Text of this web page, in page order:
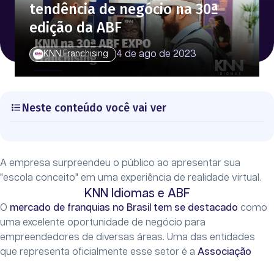
tendência de negócio na 30ª
edição da ABF
KNN Franchising 4 de ago de 2023
Neste conteúdo você vai ver
A empresa surpreendeu o público ao apresentar sua
"escola conceito" em uma experiência de realidade virtual.
KNN Idiomas e ABF
O mercado de franquias no Brasil tem se destacado como
uma excelente oportunidade de negócio para
empreendedores de diversas áreas. Uma das entidades
que representa oficialmente esse setor é a Associação